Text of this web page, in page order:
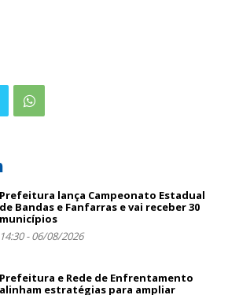
Prefeitura lança Campeonato Estadual
de Bandas e Fanfarras e vai receber 30
municípios
14:30 - 06/08/2026
Prefeitura e Rede de Enfrentamento
alinham estratégias para ampliar